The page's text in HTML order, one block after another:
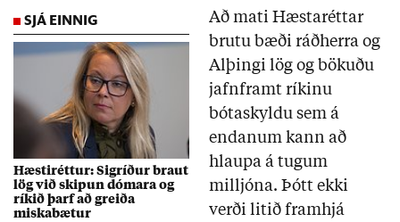
SJÁ EINNIG
Hæstiréttur: Sigríður braut
lög við skipun dómara og
ríkið þarf að greiða
miskabætur
Að mati Hæstaréttar
brutu bæði ráðherra og
Alþingi lög og bökuðu
jafnframt ríkinu
bótaskyldu sem á
endanum kann að
hlaupa á tugum
milljóna. Þótt ekki
verði litið framhjá